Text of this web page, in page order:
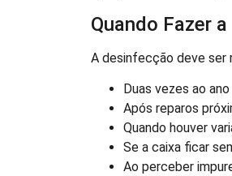
Quando Fazer
A desinfecção deve ser
Duas vezes ao ano
Após reparos
Quando houver
Se a caixa ficar
Ao perceber